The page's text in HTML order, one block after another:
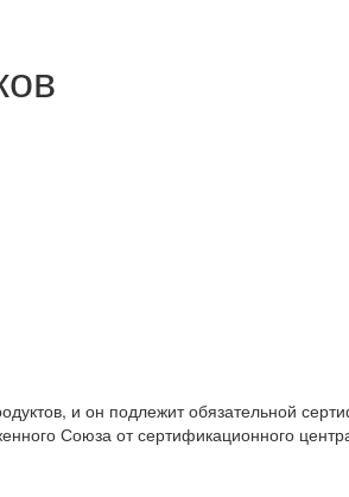
и он подлежит обязательной
Союза от сертификационного